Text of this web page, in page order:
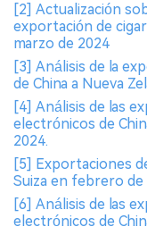
[2] Actualización
exportación de
marzo de 2024
[3] Análisis de la
de China a Nueva
[4] Análisis de las
electrónicos de
2024.
[5] Exportaciones
Suiza en febrero de
[6] Análisis de las
electrónicos de